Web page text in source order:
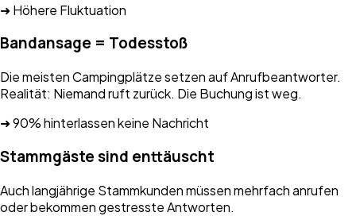
➜ Höhere Fluktuation
Bandansage = Todesstoß
Die meisten Campingplätze setzen auf Anrufbeantworter.
Realität: Niemand ruft zurück. Die Buchung ist weg.
➜ 90% hinterlassen keine Nachricht
Stammgäste sind enttäuscht
Auch langjährige Stammkunden müssen mehrfach anrufen
oder bekommen gestresste Antworten.